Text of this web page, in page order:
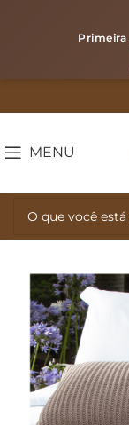
Primeira
MENU